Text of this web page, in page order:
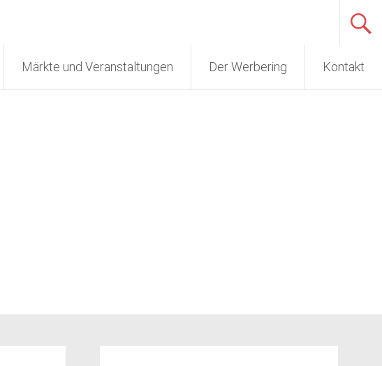
Märkte und Veranstaltungen Der Werbering Kontakt